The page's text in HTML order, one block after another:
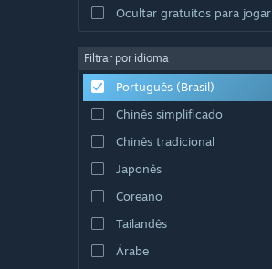
Ocultar gratuitos para jogar
Filtrar por idioma
Português (Brasil)
Chinês simplificado
Chinês tradicional
Japonês
Coreano
Tailandês
Árabe